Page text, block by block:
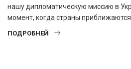
нашу дипломатическую миссию в
момент, когда страны приближаются
ПОДРОБНЕЙ